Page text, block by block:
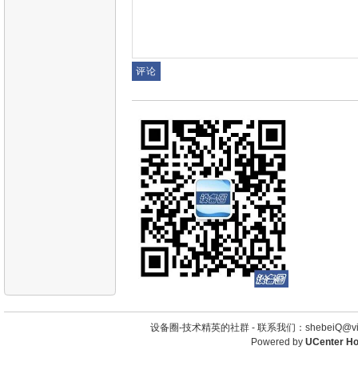
设备圈-技术精英的社群 - 联系我们：
Powered by UCenter